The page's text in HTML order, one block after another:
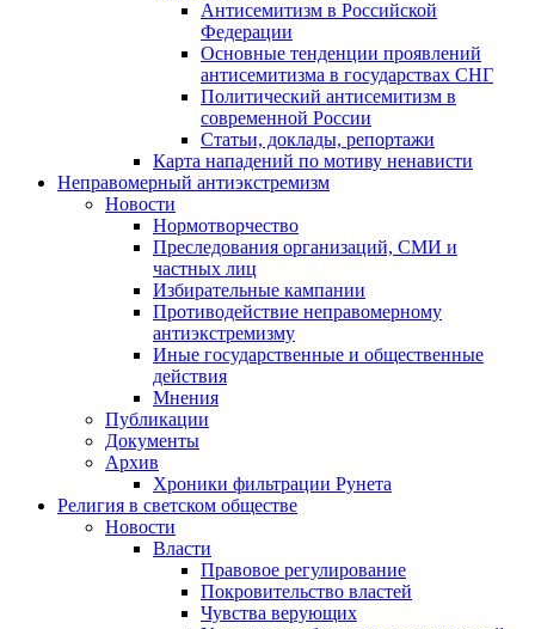
Антисемитизм в Российской
Федерации
Основные тенденции проявлений
антисемитизма в государствах СНГ
Политический антисемитизм в
современной России
Статьи, доклады, репортажи
Карта нападений по мотиву ненависти
Неправомерный антиэкстремизм
Новости
Нормотворчество
Преследования организаций, СМИ и
частных лиц
Избирательные кампании
Противодействие неправомерному
антиэкстремизму
Иные государственные и общественные
действия
Мнения
Публикации
Документы
Архив
Хроники фильтрации Рунета
Религия в светском обществе
Новости
Власти
Правовое регулирование
Покровительство властей
Чувства верующих